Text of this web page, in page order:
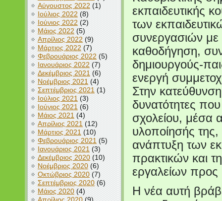
Αύγουστος 2022 (1)
Ιούλιος 2022 (8)
Ιούνιος 2022 (2)
Μάιος 2022 (5)
Απρίλιος 2022 (9)
Μάρτιος 2022 (7)
Φεβρουάριος 2022 (5)
Ιανουάριος 2022 (7)
Δεκέμβριος 2021 (6)
Νοέμβριος 2021 (4)
Σεπτέμβριος 2021 (1)
Ιούλιος 2021 (3)
Ιούνιος 2021 (6)
Μάιος 2021 (4)
Απρίλιος 2021 (12)
Μάρτιος 2021 (10)
Φεβρουάριος 2021 (5)
Ιανουάριος 2021 (3)
Δεκέμβριος 2020(10)
Νοέμβριος 2020(6)
Οκτώβριος 2020(7)
Σεπτέμβριος 2020(6)
Μάιος 2020(4)
εκπαιδευτικής
των
συνεργασιών με
καθοδήγηση,
δημιουργούς-
ενεργή
Στην κατεύθυνση
δυνατότητες
σχολείου, μέσα
υλοποίησής της,
ανάπτυξη των
πρακτικών και
εργαλείων
Η νέα αυτή